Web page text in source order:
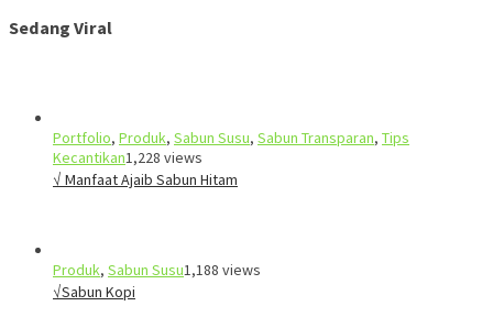
Sedang Viral
Portfolio, Produk, Sabun Susu, Sabun Transparan, Tips
Kecantikan1,228 views
√ Manfaat Ajaib Sabun Hitam
Produk, Sabun Susu1,188 views
√Sabun Kopi